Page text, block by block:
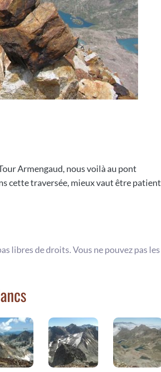
Armengaud, nous voilà au pont
cette traversée, mieux vaut être patient
libres de droits. Vous ne pouvez pas les